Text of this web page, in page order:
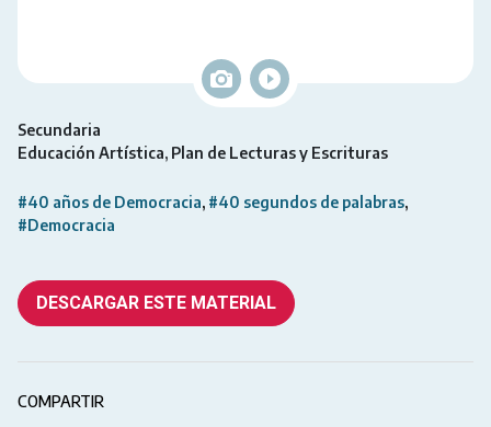
Secundaria
Educación Artística Plan de Lecturas y Escrituras
#40 años de Democracia #40 segundos de palabras
#Democracia
DESCARGAR ESTE MATERIAL
COMPARTIR